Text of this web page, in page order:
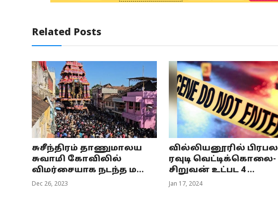
Related Posts
சுசீந்திரம் தாணுமாலய
சுவாமி கோவிலில்
விமர்சையாக நடந்த ம...
Dec 26, 2023
வில்லியனூரில் பிரபல
ரவுடி வெட்டிக்கொலை-
சிறுவன் உட்பட 4 ...
Jan 17, 2024